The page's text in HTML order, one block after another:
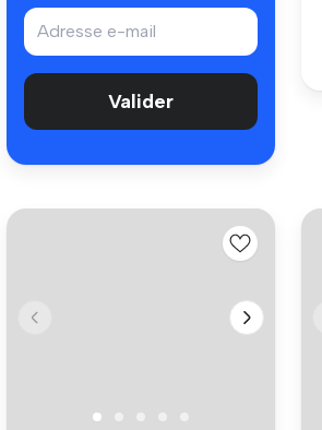
Valider